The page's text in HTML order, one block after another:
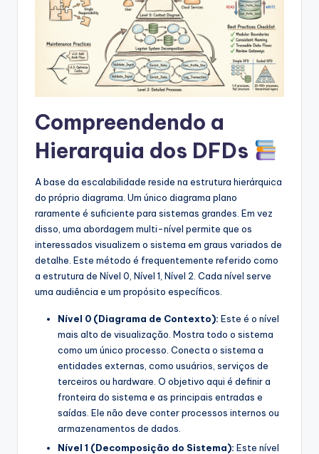
U
p
d
Compreendendo a
Hierarquia dos DFDs
A base da escalabilidade reside na estrutura hierárquica
do próprio diagrama. Um único diagrama plano
raramente é suficiente para sistemas grandes. Em vez
disso, uma abordagem multi-nível permite que os
interessados visualizem o sistema em graus variados de
detalhe. Este método é frequentemente referido como
a estrutura de Nível 0, Nível 1, Nível 2. Cada nível serve
uma audiência e um propósito específicos.
Nível 0 (Diagrama de Contexto): Este é o nível
mais alto de visualização. Mostra todo o sistema
como um único processo. Conecta o sistema a
entidades externas, como usuários, serviços de
terceiros ou hardware. O objetivo aqui é definir a
fronteira do sistema e as principais entradas e
saídas. Ele não deve conter processos internos ou
armazenamentos de dados.
Nível 1 (Decomposição do Sistema): Este nível